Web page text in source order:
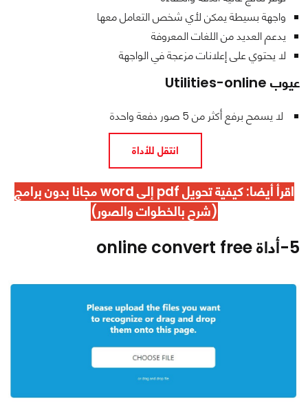
واجهة بسيطة يمكن لأي شخص التعامل معها
يدعم العديد من اللغات المعروفة
لا يحتوي على إعلانات مزعجة في الواجهة
عيوب Utilities-online
لا يسمح برفع أكثر من 5 صور دفعة واحدة
انتقل للأداة
اقرأ أيضا:
كيفية تحويل pdf إلى word مجانا بدون برامج
(شرح بالخطوات والصور)
5- أداة online convert free